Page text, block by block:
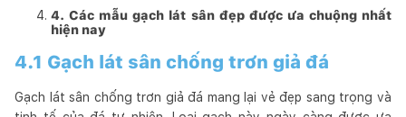
4. Các mẫu gạch lát sân đẹp được ưa chuộng nhất
hiện nay
4.1 Gạch lát sân chống trơn giả đá
Gạch lát sân chống trơn giả đá mang lại vẻ đẹp sang trọng và